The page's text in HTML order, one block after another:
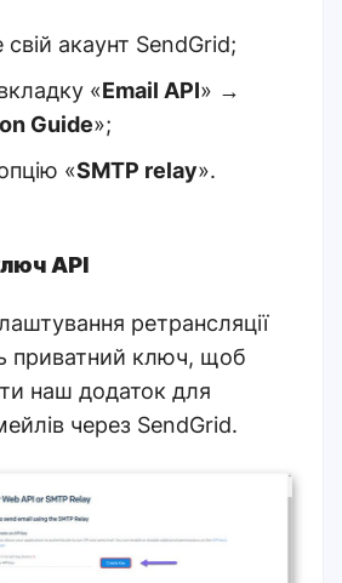
свій акаунт SendGrid;
«Email API» →
Guide»;
«SMTP relay».
API
ретрансляції
приватний ключ, щоб
наш додаток для
через SendGrid.